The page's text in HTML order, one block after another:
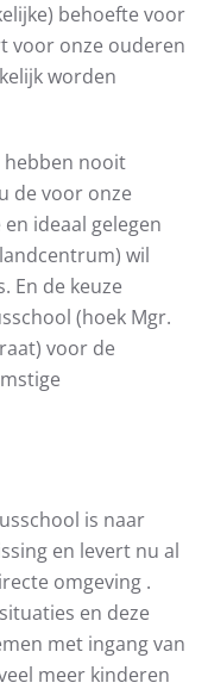
behoefte voor
voor onze ouderen
worden
hebben nooit
de voor onze
ideaal gelegen
wil
En de keuze
(hoek Mgr.
voor de
is naar
en levert nu al
omgeving .
en deze
met ingang van
meer kinderen